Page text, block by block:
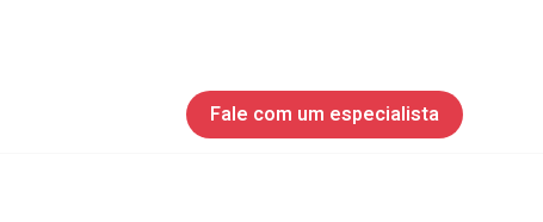
Fale com um especialista